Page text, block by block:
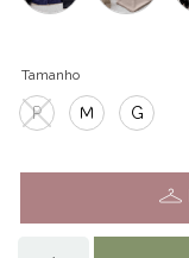
Tamanho
P M G